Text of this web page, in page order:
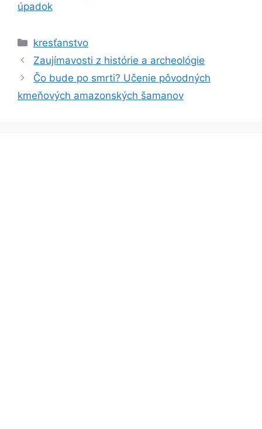
úpadok
Kategórie
kresťanstvo
Zaujímavosti z histórie a archeológie
Čo bude po smrti? Učenie pôvodných
kmeňových amazonských šamanov